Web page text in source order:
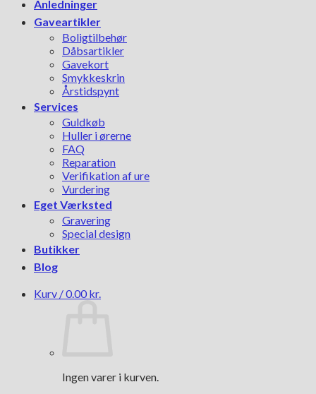
Anledninger
Gaveartikler
Boligtilbehør
Dåbsartikler
Gavekort
Smykkeskrin
Årstidspynt
Services
Guldkøb
Huller i ørerne
FAQ
Reparation
Verifikation af ure
Vurdering
Eget Værksted
Gravering
Special design
Butikker
Blog
Kurv /0.00 kr.
Ingen varer i kurven.